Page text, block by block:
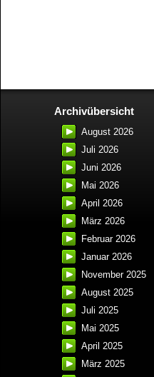
Archivübersicht
August 2026
Juli 2026
Juni 2026
Mai 2026
April 2026
März 2026
Februar 2026
Januar 2026
November 2025
August 2025
Juli 2025
Mai 2025
April 2025
März 2025